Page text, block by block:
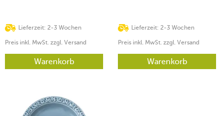
Lieferzeit: 2-3 Wochen
Preis inkl. MwSt. zzgl. Versand
Warenkorb
Lieferzeit: 2-3 Wochen
Preis inkl. MwSt. zzgl. Versand
Warenkorb